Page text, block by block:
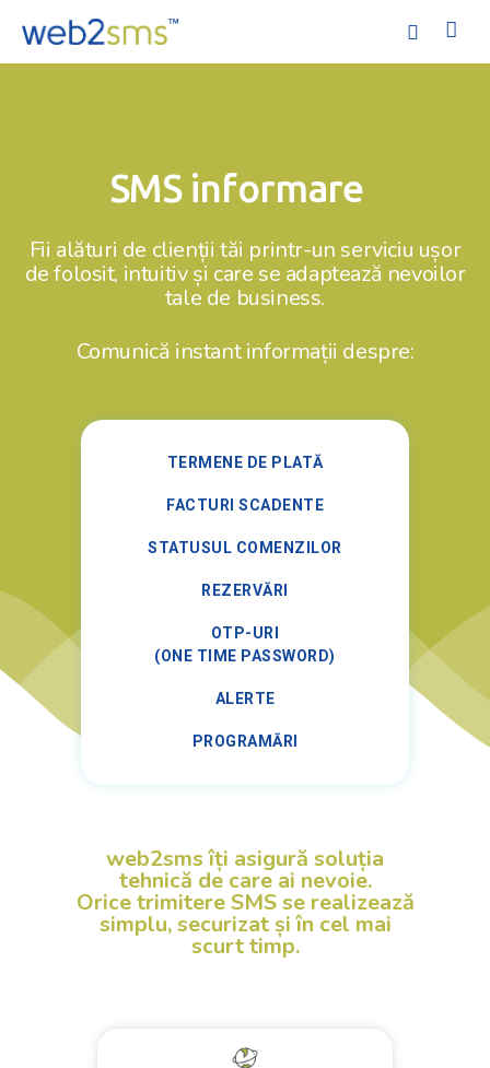
SMS informare
Fii alături de clienții tăi printr-un serviciu ușor
de folosit, intuitiv și care se adaptează nevoilor
tale de business.
Comunică instant informații despre:
TERMENE DE PLATĂ
FACTURI SCADENTE
STATUSUL COMENZILOR
REZERVĂRI
OTP-URI
(ONE TIME PASSWORD)
ALERTE
PROGRAMĂRI
Acasă
Servicii
Ofertă
Înregistrare
Autentificare
web2sms îți asigură soluția
tehnică de care ai nevoie.
Orice trimitere SMS se realizează
simplu, securizat și în cel mai
scurt timp.